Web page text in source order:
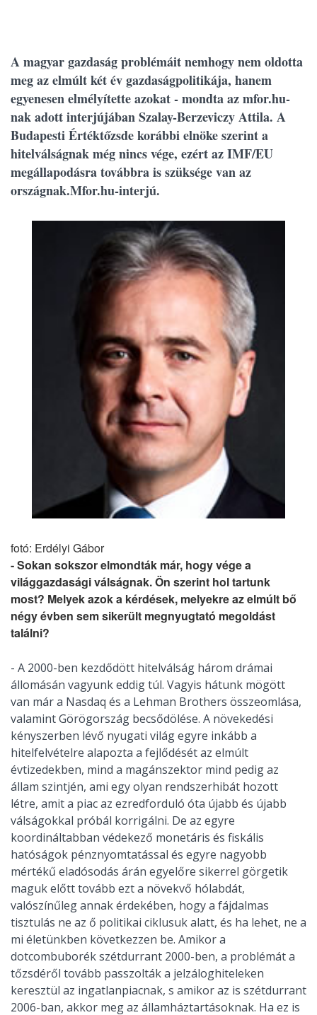
A magyar gazdaság problémáit nemhogy nem oldotta
meg az elmúlt két év gazdaságpolitikája, hanem
egyenesen elmélyítette azokat - mondta az mfor.hu-
nak adott interjújában Szalay-Berzeviczy Attila. A
Budapesti Értéktőzsde korábbi elnöke szerint a
hitelválságnak még nincs vége, ezért az IMF/EU
megállapodásra továbbra is szüksége van az
országnak.Mfor.hu-interjú.
fotó: Erdélyi Gábor
- Sokan sokszor elmondták már, hogy vége a
világgazdasági válságnak. Ön szerint hol tartunk
most? Melyek azok a kérdések, melyekre az elmúlt bő
négy évben sem sikerült megnyugtató megoldást
találni?
- A 2000-ben kezdődött hitelválság három drámai
állomásán vagyunk eddig túl. Vagyis hátunk mögött
van már a Nasdaq és a Lehman Brothers összeomlása,
valamint Görögország becsődölése. A növekedési
kényszerben lévő nyugati világ egyre inkább a
hitelfelvételre alapozta a fejlődését az elmúlt
évtizedekben, mind a magánszektor mind pedig az
állam szintjén, ami egy olyan rendszerhibát hozott
létre, amit a piac az ezredforduló óta újabb és újabb
válságokkal próbál korrigálni. De az egyre
koordináltabban védekező monetáris és fiskális
hatóságok pénznyomtatással és egyre nagyobb
mértékű eladósodás árán egyelőre sikerrel görgetik
maguk előtt tovább ezt a növekvő hólabdát,
valószínűleg annak érdekében, hogy a fájdalmas
tisztulás ne az ő politikai ciklusuk alatt, és ha lehet, ne a
mi életünkben következzen be. Amikor a
dotcombuborék szétdurrant 2000-ben, a problémát a
tőzsdéről tovább passzolták a jelzáloghiteleken
keresztül az ingatlanpiacnak, s amikor az is szétdurrant
2006-ban, akkor meg az államháztartásoknak. Ha ez is